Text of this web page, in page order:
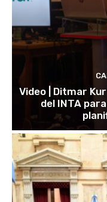
Video | Ditmar
del INTA